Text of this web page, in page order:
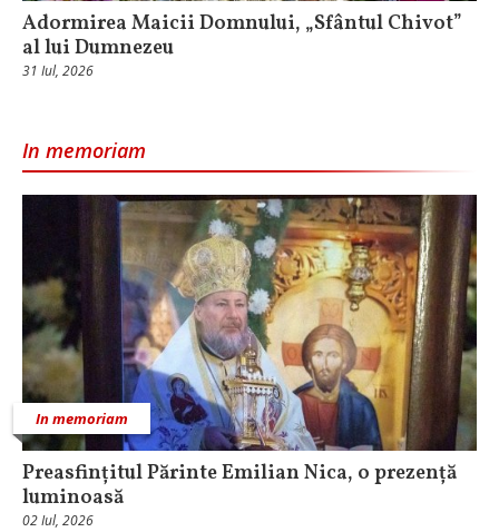
Adormirea Maicii Domnului, „Sfântul Chivot”
al lui Dumnezeu
31 Iul, 2026
In memoriam
In memoriam
Preasfințitul Părinte Emilian Nica, o prezență
luminoasă
02 Iul, 2026